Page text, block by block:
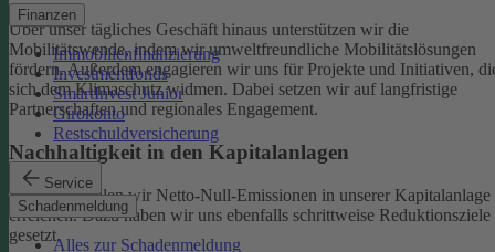
Finanzen
Immobilienfinanzierung
Investmentfonds
SmartInvest Junior
Girokonto
Restschuldversicherung
Service
Schadenmeldung
Alles zur Schadenmeldung
Über unser tägliches Geschäft hinaus unterstützen wir die
Mobilitätswende, indem wir umweltfreundliche Mobilitätslösungen
fördern. Außerdem engagieren wir uns für Projekte und Initiativen,
sich dem Klimaschutz widmen. Dabei setzen wir auf langfristige
Partnerschaften und regionales Engagement.
Nachhaltigkeit in den Kapitalanlagen
Bis 2050 wollen wir Netto-Null-Emissionen in unserer Kapitalanlage
erreichen. Dazu haben wir uns ebenfalls schrittweise Reduktionsziele
gesetzt.